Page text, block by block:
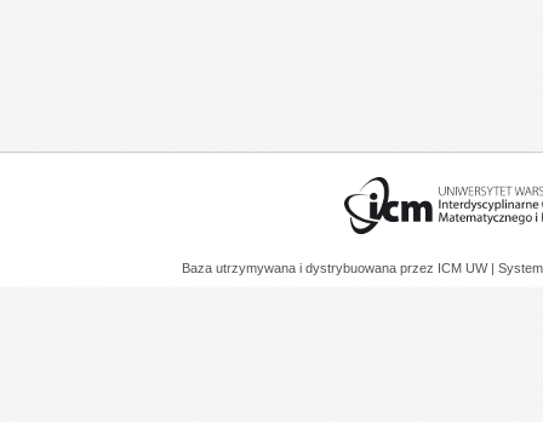
Baza utrzymywana i dystrybuowana przez ICM UW |